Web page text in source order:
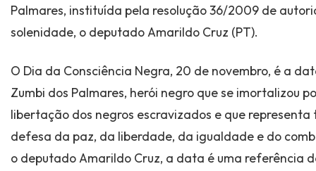
Palmares, instituída pela resolução 36/2009 de
solenidade, o deputado Amarildo Cruz (PT).
O Dia da Consciência Negra, 20 de novembro, é a
Zumbi dos Palmares, herói negro que se imortalizou
libertação dos negros escravizados e que
defesa da paz, da liberdade, da igualdade e do
o deputado Amarildo Cruz, a data é uma referência